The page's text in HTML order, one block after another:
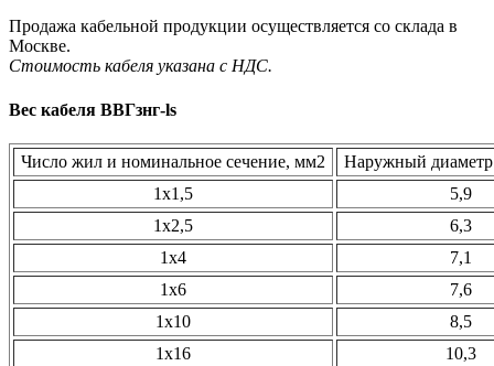
Продажа кабельной продукции осуществляется со склада в
Москве.
Стоимость кабеля указана с НДС.
Вес кабеля ВВГзнг-ls
Число жил и номинальное сечение, мм2
Наружный диаметр
1х1,5
5,9
1х2,5
6,3
1х4
7,1
1х6
7,6
1х10
8,5
1х16
10,3